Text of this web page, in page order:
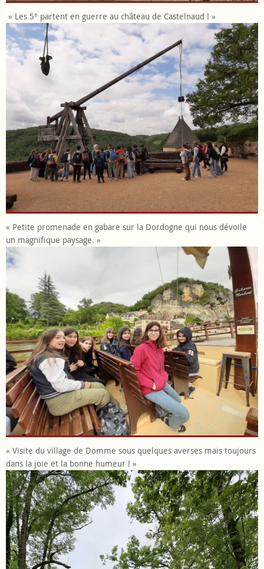
» Les 5° partent en guerre au château de Castelnaud ! »
« Petite promenade en gabare sur la Dordogne qui nous dévoile
un magnifique paysage. »
« Visite du village de Domme sous quelques averses mais toujours
dans la joie et la bonne humeur ! »